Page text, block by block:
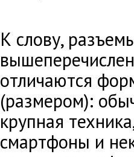
К слову,
отличаются
(размером):
крупная
смартфоны и